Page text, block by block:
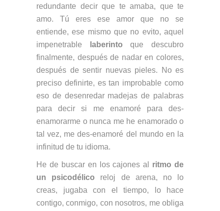
redundante decir que te amaba, que te
amo. Tú eres ese amor que no se
entiende, ese mismo que no evito, aquel
impenetrable
laberinto que descubro
finalmente, después de nadar en colores,
después de sentir nuevas pieles. No es
preciso definirte, es tan improbable como
eso de desenredar madejas de palabras
para decir si me enamoré para des-
enamorarme o nunca me he enamorado o
tal vez, me des-enamoré del mundo en la
infinitud de tu idioma.
He de buscar en los cajones al ritmo de
un psicodélico reloj de arena, no lo
creas, jugaba con el tiempo, lo hace
contigo, conmigo, con nosotros, me obliga